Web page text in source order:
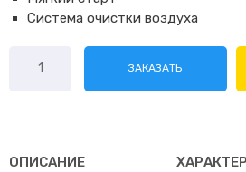
Система очистки воздуха
товара
/
ЗАКАЗАТЬ
ОПИСАНИЕ